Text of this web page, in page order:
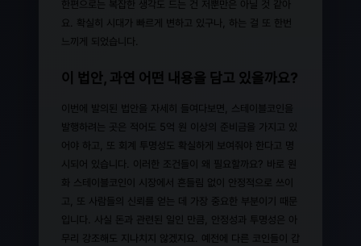
한편으로는 복잡한 생각도 드는 건 저뿐만은 아닐 것 같아
요. 확실히 시대가 빠르게 변하고 있구나, 하는 걸 또 한번
느끼게 되었습니다.
이 법안, 과연 어떤 내용을 담고 있을까요?
이번에 발의된 법안을 자세히 들여다보면, 스테이블코인을
발행하려는 곳은 적어도 5억 원 이상의 준비금을 가지고 있
어야 하고, 또 회계 투명성도 확실하게 보여줘야 한다고 명
시되어 있습니다. 이러한 조건들이 왜 필요할까요? 바로 원
화 스테이블코인이 시장에서 흔들림 없이 안정적으로 쓰이
고, 또 사람들의 신뢰를 얻는 데 가장 중요한 부분이기 때문
입니다. 사실 돈과 관련된 일인 만큼, 안정성과 투명성은 아
무리 강조해도 지나치지 않겠지요. 예전에 다른 코인들이 갑